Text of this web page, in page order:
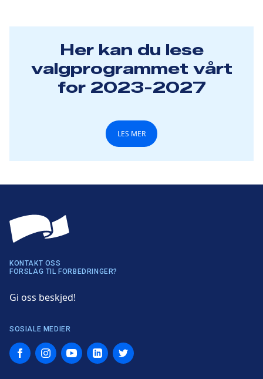
Her kan du lese
valgprogrammet vårt
for 2023-2027
LES MER
KONTAKT OSS
FORSLAG TIL FORBEDRINGER?
Gi oss beskjed!
SOSIALE MEDIER
FacebookInstagramYouTubeLinkedInTwitter